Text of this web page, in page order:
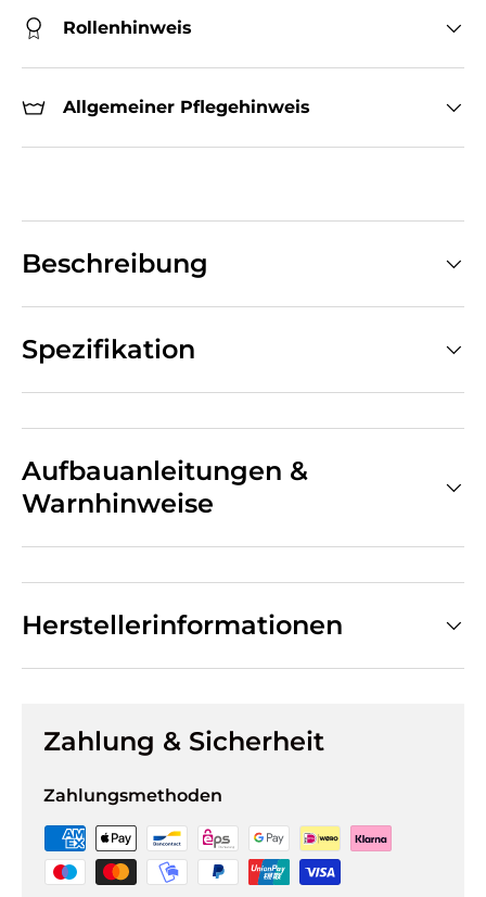
Rollenhinweis
Allgemeiner Pflegehinweis
Beschreibung
Spezifikation
Aufbauanleitungen &
Warnhinweise
Herstellerinformationen
Zahlung & Sicherheit
Zahlungsmethoden